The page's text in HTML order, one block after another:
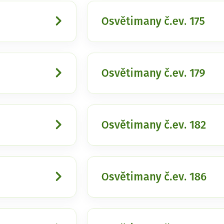
Osvětimany č.ev. 175
Osvětimany č.ev. 179
Osvětimany č.ev. 182
Osvětimany č.ev. 186